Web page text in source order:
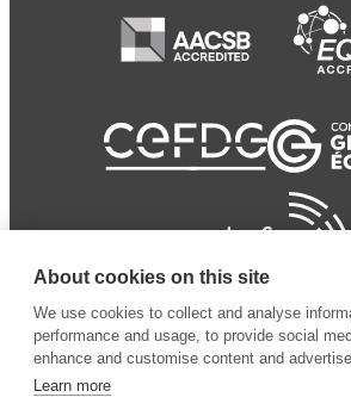
About cookies on this site
We use cookies to collect and analyse
performance and usage, to provide social
enhance and customise content and
Learn more